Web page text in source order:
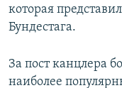
которая
Бундестага.
За пост канцлера
наиболее